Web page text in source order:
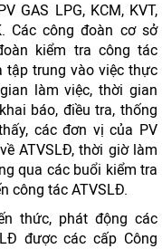
GAS LPG, KCM, KVT,
Các công đoàn cơ sở
kiểm tra công tác
tập trung vào việc thực
làm việc, thời gian
báo, điều tra, thống
các đơn vị của PV
ATVSLĐ, thời giờ làm
qua các buổi kiểm tra
công tác ATVSLĐ.
thức, phát động các
được các cấp Công